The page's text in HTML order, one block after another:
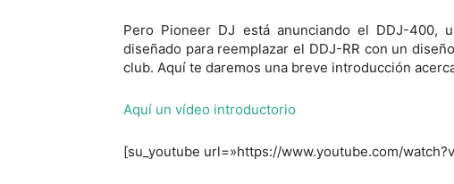
Pero Pioneer DJ está anunciando el DDJ-400,
diseñado para reemplazar el DDJ-RR con un
club. Aquí te daremos una breve introducción
Aquí un vídeo introductorio
[su_youtube url=»https://www.youtube.com/